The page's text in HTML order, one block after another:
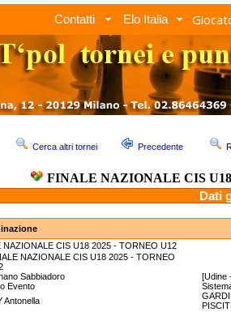
Contatti Elo Italia
Cerca altri tornei Precedente
FINALE NAZIONALE CIS U18
Dati
NAZIONALE CIS U18 2025 - TORNEO U12
NAZIONALE CIS U18 2025 - TORNEO
Sabbiadoro
[Udine
Evento
Antonella